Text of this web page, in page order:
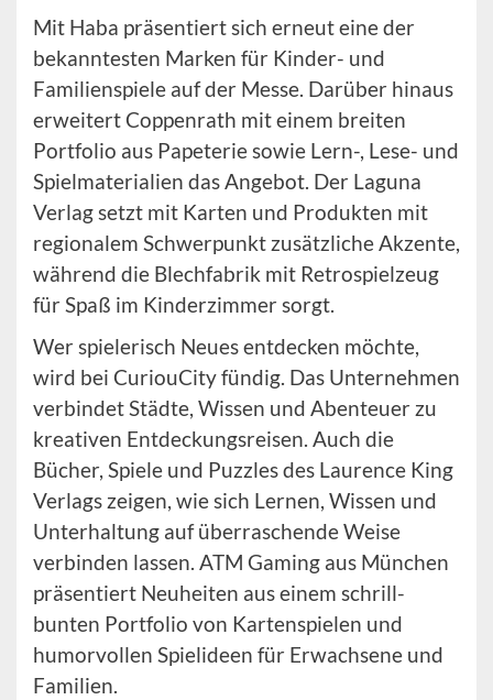
Mit Haba präsentiert sich erneut eine der
bekanntesten Marken für Kinder- und
Familienspiele auf der Messe. Darüber hinaus
erweitert Coppenrath mit einem breiten
Portfolio aus Papeterie sowie Lern-, Lese- und
Spielmaterialien das Angebot. Der Laguna
Verlag setzt mit Karten und Produkten mit
regionalem Schwerpunkt zusätzliche Akzente,
während die Blechfabrik mit Retrospielzeug
für Spaß im Kinderzimmer sorgt.
Wer spielerisch Neues entdecken möchte,
wird bei CuriouCity fündig. Das Unternehmen
verbindet Städte, Wissen und Abenteuer zu
kreativen Entdeckungsreisen. Auch die
Bücher, Spiele und Puzzles des Laurence King
Verlags zeigen, wie sich Lernen, Wissen und
Unterhaltung auf überraschende Weise
verbinden lassen. ATM Gaming aus München
präsentiert Neuheiten aus einem schrill-
bunten Portfolio von Kartenspielen und
humorvollen Spielideen für Erwachsene und
Familien.